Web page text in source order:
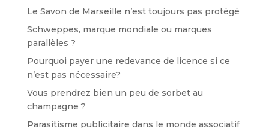
Le Savon de Marseille n’est toujours pas protégé
Schweppes, marque mondiale ou marques
parallèles ?
Pourquoi payer une redevance de licence si ce
n’est pas nécessaire?
Vous prendrez bien un peu de sorbet au
champagne ?
Parasitisme publicitaire dans le monde associatif